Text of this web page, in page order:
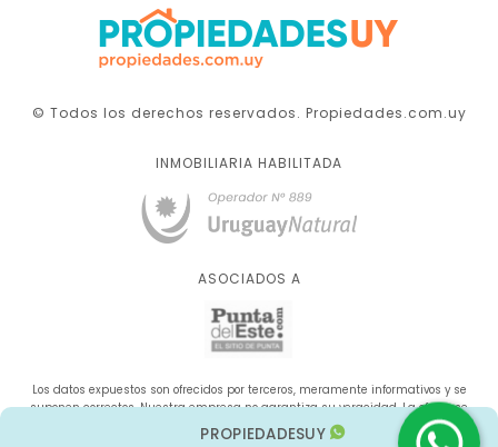
PROPIEDADESUY
© Todos los derechos reservados. Propiedades.com.uy
INMOBILIARIA HABILITADA
ASOCIADOS A
Los datos expuestos son ofrecidos por terceros, meramente informativos y se
suponen correctos. Nuestra empresa no garantiza su veracidad. La oferta se
sujeta a errores, cambios de precio, omisión y/o retirada del mercado sin aviso
previo.